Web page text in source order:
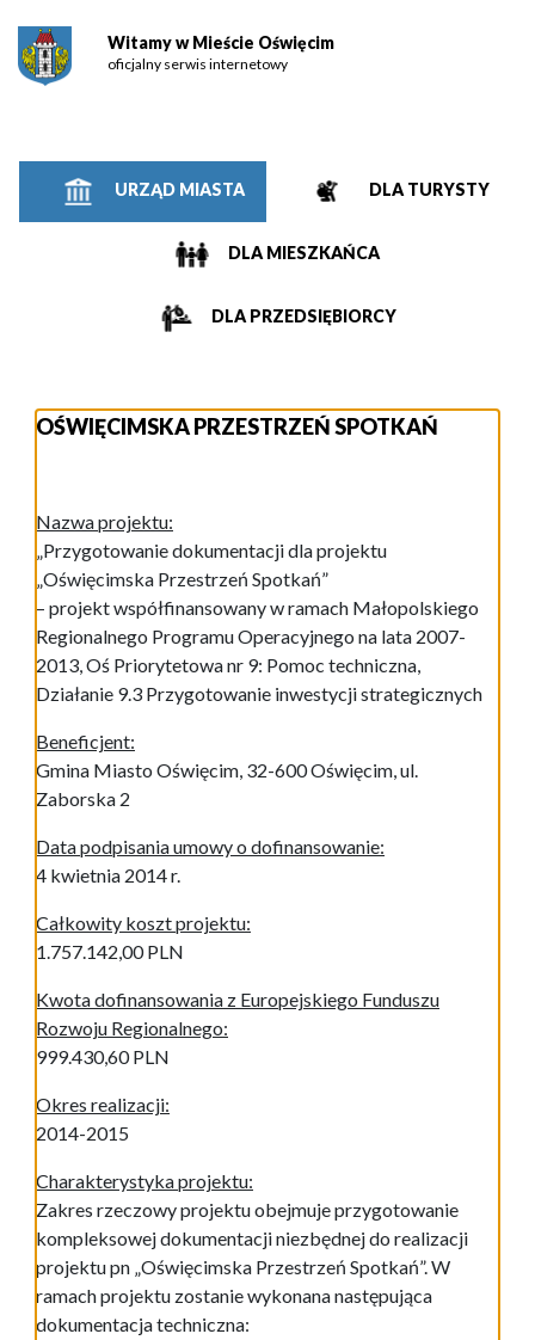
Witamy w Mieście Oświęcim
oficjalny serwis internetowy
DLA TURYSTY
DLA MIESZKAŃCA
DLA PRZEDSIĘBIORCY
URZĄD MIASTA
OŚWIĘCIMSKA PRZESTRZEŃ SPOTKAŃ
Nazwa projektu:
„Przygotowanie dokumentacji dla projektu
„Oświęcimska Przestrzeń Spotkań”
– projekt współfinansowany w ramach Małopolskiego
Regionalnego Programu Operacyjnego na lata 2007-
2013, Oś Priorytetowa nr 9: Pomoc techniczna,
Działanie 9.3 Przygotowanie inwestycji strategicznych
Beneficjent:
Gmina Miasto Oświęcim, 32-600 Oświęcim, ul.
Zaborska 2
Data podpisania umowy o dofinansowanie:
4 kwietnia 2014 r.
Całkowity koszt projektu:
1.757.142,00 PLN
Kwota dofinansowania z Europejskiego Funduszu
Rozwoju Regionalnego:
999.430,60 PLN
Okres realizacji:
2014-2015
Charakterystyka projektu:
Zakres rzeczowy projektu obejmuje przygotowanie
kompleksowej dokumentacji niezbędnej do realizacji
projektu pn „Oświęcimska Przestrzeń Spotkań”. W
ramach projektu zostanie wykonana następująca
dokumentacja techniczna: